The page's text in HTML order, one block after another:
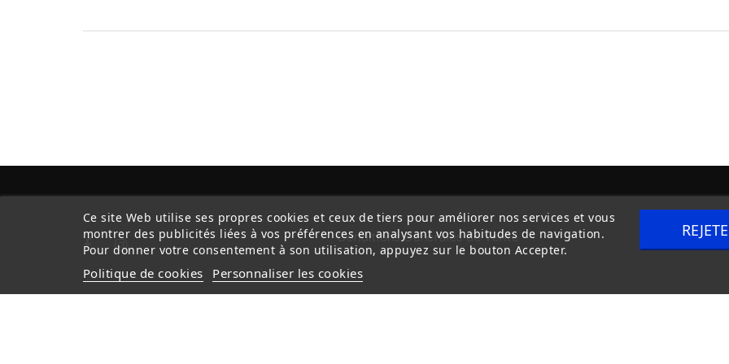
Conditions Générales de Vente Livraison
Ce site Web utilise ses propres cookies et ceux de tiers pour améliorer nos services et vous
montrer des publicités liées à vos préférences en analysant vos habitudes de navigation.
Pour donner votre consentement à son utilisation, appuyez sur le bouton Accepter.
Politique de cookies Personnaliser les cookies